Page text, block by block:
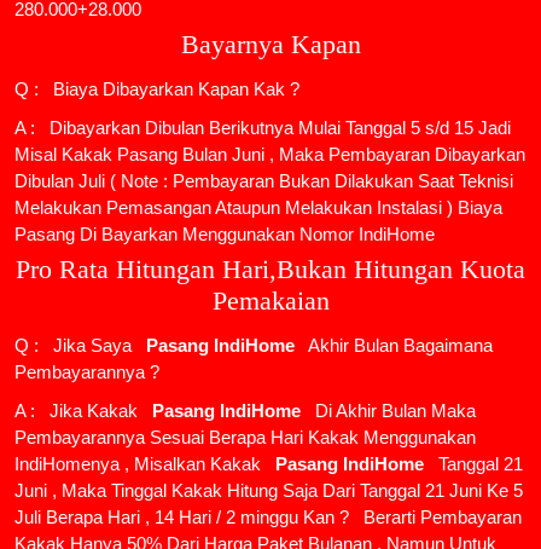
280.000+28.000
Bayarnya Kapan
Q : Biaya Dibayarkan Kapan Kak ?
A : Dibayarkan Dibulan Berikutnya Mulai Tanggal 5 s/d 15 Jadi
Misal Kakak Pasang Bulan Juni , Maka Pembayaran Dibayarkan
Dibulan Juli ( Note : Pembayaran Bukan Dilakukan Saat Teknisi
Melakukan Pemasangan Ataupun Melakukan Instalasi ) Biaya
Pasang Di Bayarkan Menggunakan Nomor IndiHome
Pro Rata Hitungan Hari,Bukan Hitungan Kuota
Pemakaian
Q : Jika Saya Pasang IndiHome
Akhir Bulan Bagaimana
Pembayarannya ?
A : Jika Kakak
Pasang IndiHome
Di Akhir Bulan Maka
Pembayarannya Sesuai Berapa Hari Kakak Menggunakan
IndiHomenya , Misalkan Kakak
Pasang IndiHome
Tanggal 21
Juni , Maka Tinggal Kakak Hitung Saja Dari Tanggal 21 Juni Ke 5
Juli Berapa Hari , 14 Hari / 2 minggu Kan ? Berarti Pembayaran
Kakak Hanya 50% Dari Harga Paket Bulanan , Namun Untuk